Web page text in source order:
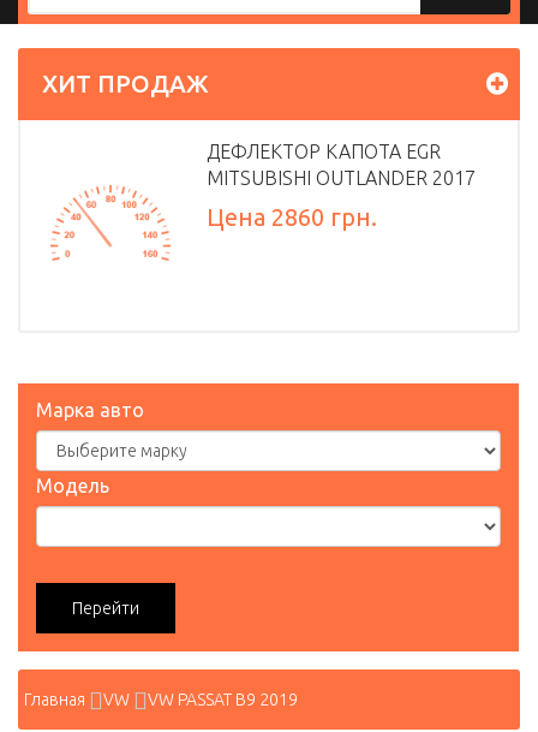
ХИТ ПРОДАЖ
ДЕФЛЕКТОР КАПОТА EGR
MITSUBISHI OUTLANDER 2017
Цена 2860 грн.
Марка авто
Модель
Перейти
Главная VW VW PASSAT B9 2019